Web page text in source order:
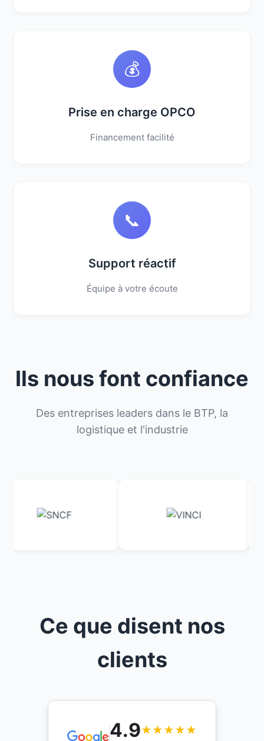
💰
Prise en charge OPCO
Financement facilité
📞
Support réactif
Équipe à votre écoute
Ils nous font confiance
Des entreprises leaders dans le BTP, la
logistique et l'industrie
Ce que disent nos
clients
4.9★★★★★